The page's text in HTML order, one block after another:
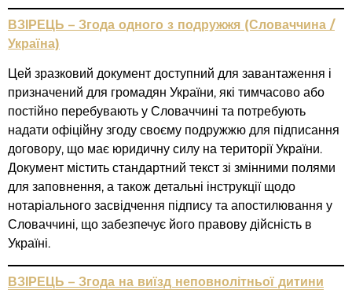
ВЗІРЕЦЬ – Згода одного з подружжя (Словаччина /
Україна)
Цей зразковий документ доступний для завантаження і
призначений для громадян України, які тимчасово або
постійно перебувають у Словаччині та потребують
надати офіційну згоду своєму подружжю для підписання
договору, що має юридичну силу на території України.
Документ містить стандартний текст зі змінними полями
для заповнення, а також детальні інструкції щодо
нотаріального засвідчення підпису та апостилювання у
Словаччині, що забезпечує його правову дійсність в
Україні.
ВЗІРЕЦЬ – Згода на виїзд неповнолітньої дитини